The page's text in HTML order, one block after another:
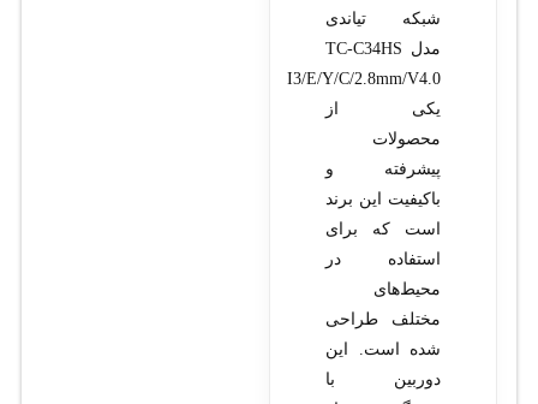
شبکه تیاندی
مدل TC-C34HS
I3/E/Y/C/2.8mm/V4.0
یکی از
محصولات
پیشرفته و
باکیفیت این برند
است که برای
استفاده در
محیط‌های
مختلف طراحی
شده است. این
دوربین با